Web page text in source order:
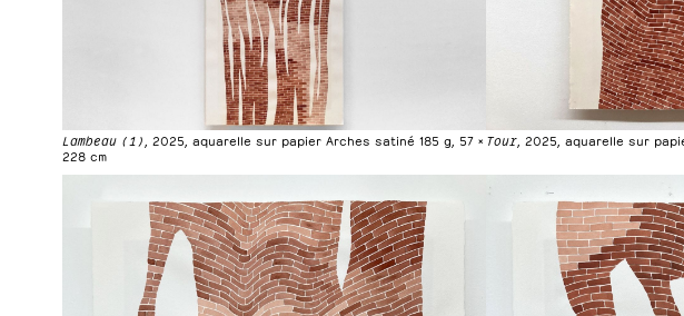
Lambeau (1)
, 2025, aquarelle sur papier Arches satiné 185 g, 57 ×
228 cm
Tour , 2025, aquarelle sur